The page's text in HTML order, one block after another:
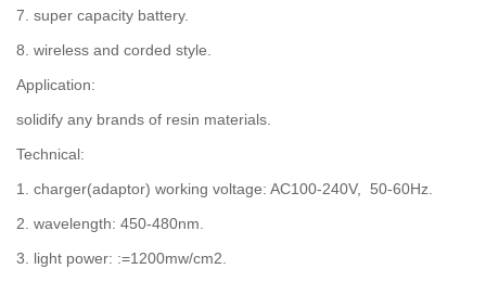
7. super capacity battery.
8. wireless and corded style.
Application:
solidify any brands of resin materials.
Technical:
1. charger(adaptor) working voltage: AC100-240V, 50-60Hz.
2. wavelength: 450-480nm.
3. light power: :=1200mw/cm2.